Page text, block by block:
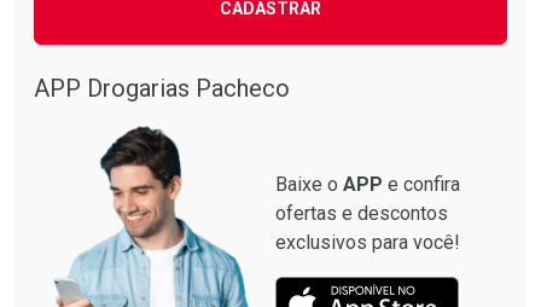
CADASTRAR
APP Drogarias Pacheco
Baixe o APP e confira
ofertas e descontos
exclusivos para você!